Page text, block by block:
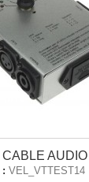
: VEL_VTTEST14